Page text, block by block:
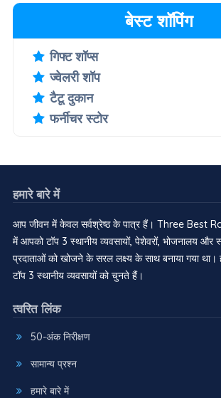
बेस्ट शॉपिंग
गिफ्ट शॉप्स
ज्वेलरी शॉप
टैटू दुकान
फर्नीचर स्टोर
हमारे बारे में
आप जीवन में केवल सर्वश्रेष्ठ के पात्र हैं। Three Best
में आपको टॉप 3 स्थानीय व्यवसायों, पेशेवरों, भोजनालय और
प्रदाताओं को खोजने के सरल लक्ष्य के साथ बनाया गया था।
टॉप 3 स्थानीय व्यवसायों को चुनते हैं।
त्वरित लिंक
50-अंक निरीक्षण
सामान्य प्रश्न
हमारे बारे में